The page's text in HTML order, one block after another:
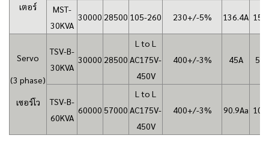
เตอร์
MST-
30KVA
30000 28500 105-260 230+/-5% 136.4A
Servo
(3 phase)
เซอร์โว
TSV-B-
30KVA
30000 28500
L to L
AC175V-
450V
400+/-3% 45A 50A
TSV-B-
60KVA
60000 57000
L to L
AC175V-
450V
400+/-3% 90.9Aa